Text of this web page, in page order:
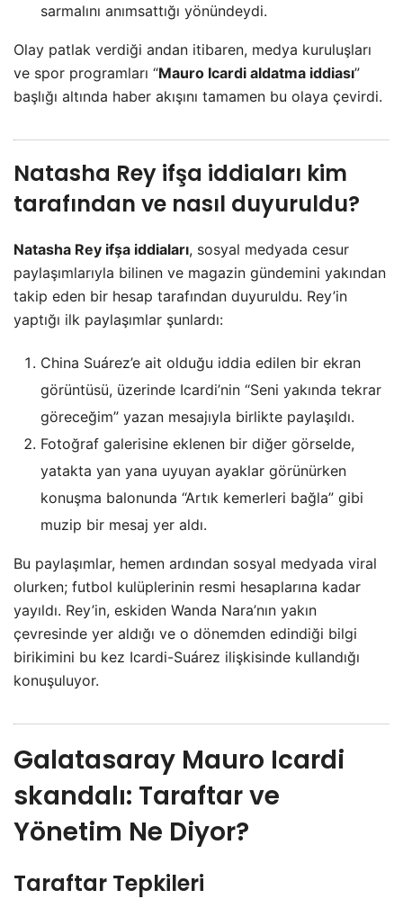
sarmalını anımsattığı yönündeydi.
Olay patlak verdiği andan itibaren, medya kuruluşları
ve spor programları “Mauro Icardi aldatma iddiası”
başlığı altında haber akışını tamamen bu olaya çevirdi.
Natasha Rey ifşa iddiaları kim
tarafından ve nasıl duyuruldu?
Natasha Rey ifşa iddiaları, sosyal medyada cesur
paylaşımlarıyla bilinen ve magazin gündemini yakından
takip eden bir hesap tarafından duyuruldu. Rey’in
yaptığı ilk paylaşımlar şunlardı:
China Suárez’e ait olduğu iddia edilen bir ekran
görüntüsü, üzerinde Icardi’nin “Seni yakında tekrar
göreceğim” yazan mesajıyla birlikte paylaşıldı.
Fotoğraf galerisine eklenen bir diğer görselde,
yatakta yan yana uyuyan ayaklar görünürken
konuşma balonunda “Artık kemerleri bağla” gibi
muzip bir mesaj yer aldı.
Bu paylaşımlar, hemen ardından sosyal medyada viral
olurken; futbol kulüplerinin resmi hesaplarına kadar
yayıldı. Rey’in, eskiden Wanda Nara’nın yakın
çevresinde yer aldığı ve o dönemden edindiği bilgi
birikimini bu kez Icardi-Suárez ilişkisinde kullandığı
konuşuluyor.
Galatasaray Mauro Icardi
skandalı: Taraftar ve
Yönetim Ne Diyor?
Taraftar Tepkileri